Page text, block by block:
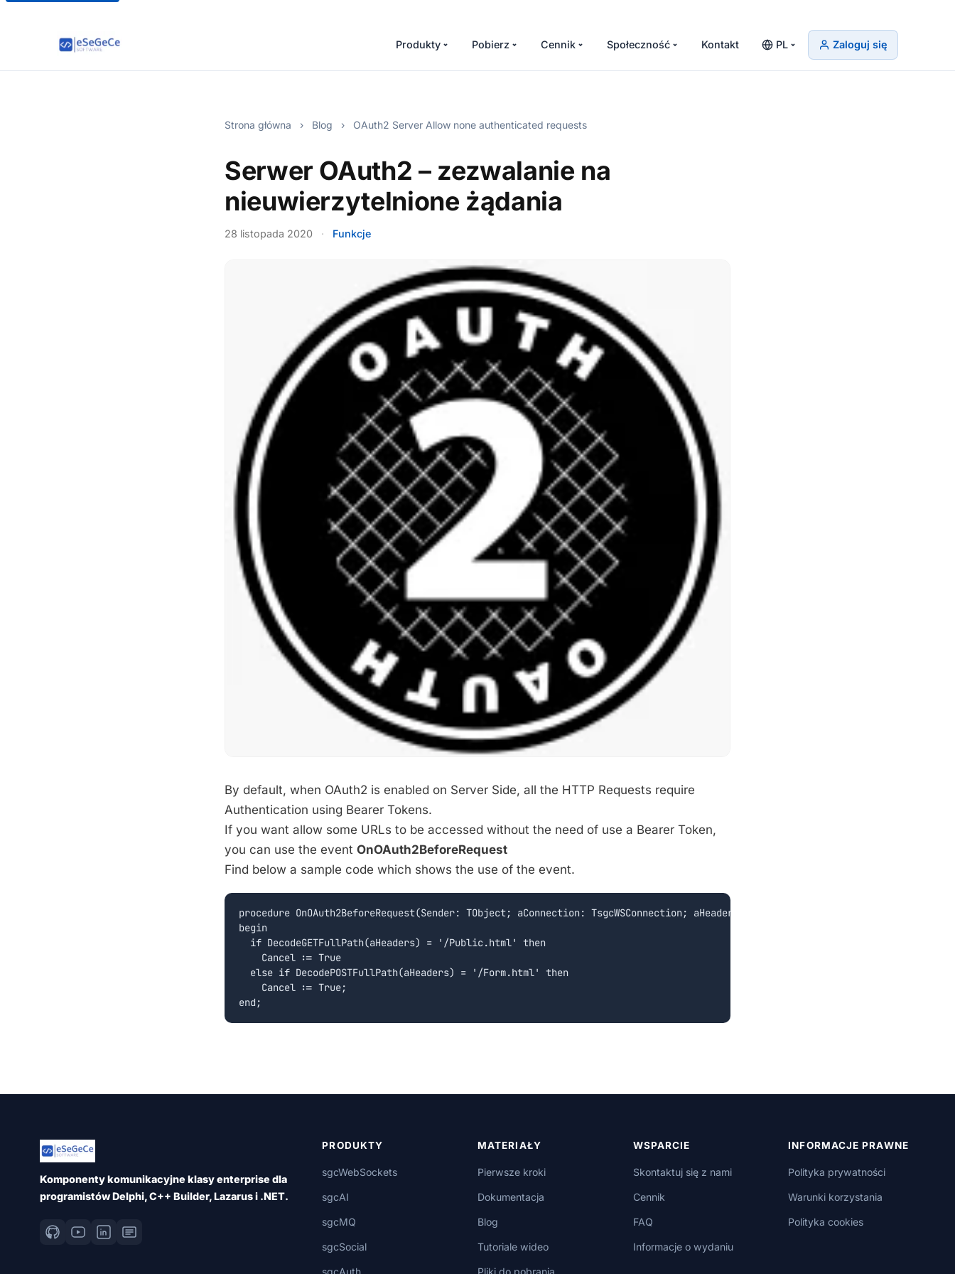
Produkty Pobierz Cennik Społeczność Kontakt PL Zaloguj się
Strona główna › Blog › OAuth2 Server Allow none authenticated requests
Serwer OAuth2 – zezwalanie na
nieuwierzytelnione żądania
28 listopada 2020 · Funkcje
By default, when OAuth2 is enabled on Server Side, all the HTTP Requests require
Authentication using Bearer Tokens.
If you want allow some URLs to be accessed without the need of use a Bearer Token,
you can use the event OnOAuth2BeforeRequest
Find below a sample code which shows the use of the event.
procedure OnOAuth2BeforeRequest(Sender: TObject; aConnection: TsgcWSConnection; aHeaders: TStringList; var Cancel: Boolean);
begin
  if DecodeGETFullPath(aHeaders) = '/Public.html' then
    Cancel := True
  else if DecodePOSTFullPath(aHeaders) = '/Form.html' then
    Cancel := True;
Komponenty komunikacyjne klasy enterprise dla
programistów Delphi, C++ Builder, Lazarus i .NET.
PRODUKTY
sgcWebSockets
sgcAI
sgcMQ
sgcSocial
sgcAuth
MATERIAŁY
Pierwsze kroki
Dokumentacja
Blog
Tutoriale wideo
Pliki do pobrania
WSPARCIE
Skontaktuj się z nami
Cennik
FAQ
Informacje o wydaniu
INFORMACJE PRAWNE
Polityka prywatności
Warunki korzystania
Polityka cookies